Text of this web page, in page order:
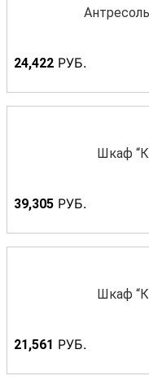
24,422 РУБ.
Шкаф
39,305 РУБ.
Шкаф
21,561 РУБ.